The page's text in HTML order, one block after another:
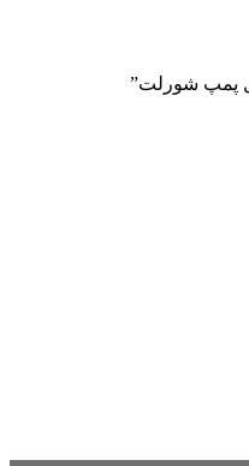
پمپ شورلت”